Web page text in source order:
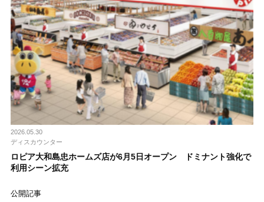
2026.05.30
ディスカウンター
ロピア大和島忠ホームズ店が6月5日オープン ドミナント強化で
利用シーン拡充
公開記事